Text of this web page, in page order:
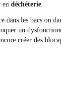
en déchèterie.
les bacs ou
un
créer des